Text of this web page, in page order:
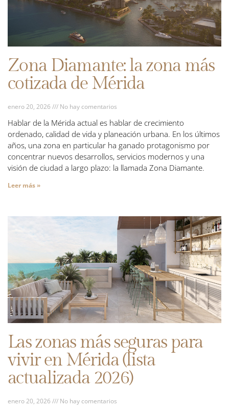
Zona Diamante: la zona más
cotizada de Mérida
enero 20, 2026 No hay comentarios
Hablar de la Mérida actual es hablar de crecimiento
ordenado, calidad de vida y planeación urbana. En los últimos
años, una zona en particular ha ganado protagonismo por
concentrar nuevos desarrollos, servicios modernos y una
visión de ciudad a largo plazo: la llamada Zona Diamante.
Leer más »
Las zonas más seguras para
vivir en Mérida (lista
actualizada 2026)
enero 20, 2026 No hay comentarios